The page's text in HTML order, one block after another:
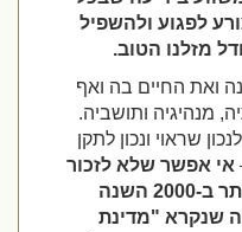
לפגוע ולהשפיל
מזלנו הטוב.
החיים בה ואף
ותושביה.
שראוי ונכון לתקן
אפשר שלא לזכור
שמצבנו כאומה לא היה טוב יותר ב-2000 השנה
"מדינת